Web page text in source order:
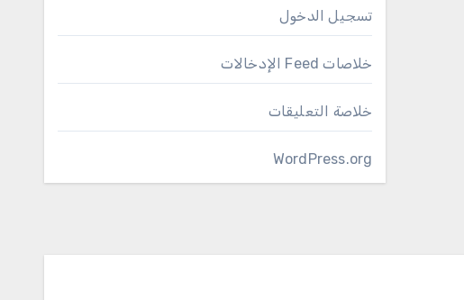
تسجيل الدخول
خلاصات Feed الإدخالات
خلاصة التعليقات
WordPress.org